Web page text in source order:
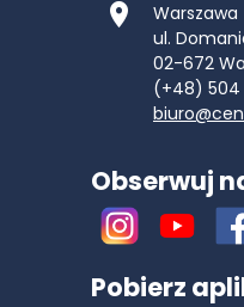
Warszawa
ul.
02-672
(+48) 504
Obserwuj
Pobierz